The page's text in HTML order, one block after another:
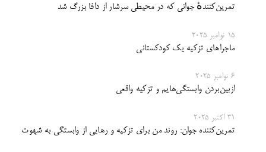
تمرین‌کنندهٔ جوانی که در محیطی سرشار از دافا بزرگ شد
15 نوامبر 2025
ماجرا‌های تزکیه یک کودکستانی
6 نوامبر 2025
ازبین‌بردن وابستگی‌هایم و تزکیه واقعی
31 اکتبر 2025
تمرین‌کننده جوان: روند من برای تزکیه و رهایی از وابستگی به شهوت